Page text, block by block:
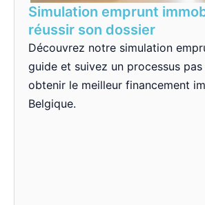
Simulation emprunt
réussir son dossier
Découvrez notre simulation
guide et suivez un processus
obtenir le meilleur financement
Belgique.